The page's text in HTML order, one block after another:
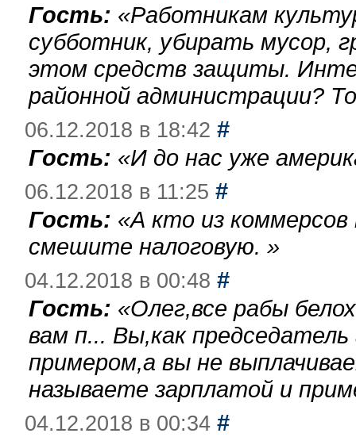
Гость: «Работникам
субботник, убирать мусор,
этом средств защиты.
районной администрации?
06.12.2018 в 18:42 #
Гость: «И до нас уже
06.12.2018 в 11:25 #
Гость: «А кто из
смешите налоговую. »
04.12.2018 в 00:48 #
Гость: «Олег,все рабы
вам п... Вы,как
примером,а вы не
называете зарплатой и
04.12.2018 в 00:34 #